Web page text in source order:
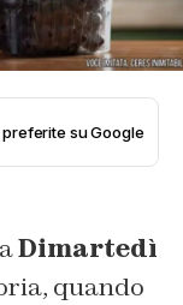
su Google
aDimartedì
quando